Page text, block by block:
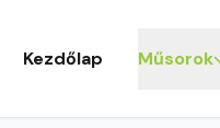
Kezdőlap Műsorok